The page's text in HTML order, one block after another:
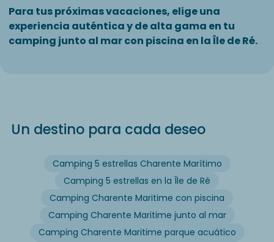
Para tus próximas vacaciones, elige una
experiencia auténtica y de alta gama en tu
camping junto al mar con piscina en la Île de Ré.
Un destino para cada deseo
Camping 5 estrellas Charente Marítimo
Camping 5 estrellas en la Île de Ré
Camping Charente Maritime con piscina
Camping Charente Maritime junto al mar
Camping Charente Maritime parque acuático